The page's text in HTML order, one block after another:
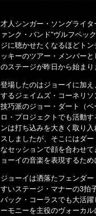
才人シンガー・ソングライ
ァンク・バンド"ヴルフペッ
ジに聴かせたくなるほどト
ッキーのツアー・メンバー
のステージが昨日から始まり
登場したのはジョーイに加
するジェイムズ・コーネリ
技巧派のジョー・ダート（
ロ・プロジェクトでも活動
ンは打ち込みを大きく取り
スしましたが、そこにはダ
なセッションで顔を合わせ
ョーイの音楽を表現するた
ジョーイは洒落たフェンダ
すいステージ・マナーの3拍
バック・コーラスでも大活
ーモニーを主役のヴォーカ